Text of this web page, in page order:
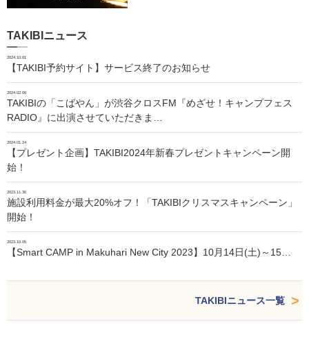
TAKIBIニュース
2024.10.01
【TAKIBI予約サイト】サービス終了のお知らせ
2024.02.06
TAKIBIの「こばやん」が渋谷クロスFM『めざせ！キャンプフェス
RADIO』に出演させていただきま…
2024.01.24
【プレゼント企画】TAKIBI2024年新春プレゼントキャンペーン開
始！
2023.11.30
施設利用料金が最大20%オフ！「TAKIBIクリスマスキャンペーン」
開始！
2023.10.05
【Smart CAMP in Makuhari New City 2023】10月14日(土)～15…
TAKIBIニュース一覧